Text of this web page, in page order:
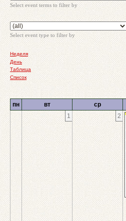
Select event terms to filter by
Select event type to filter by
Неделя
День
Таблица
Список
пн вт ср
1
2